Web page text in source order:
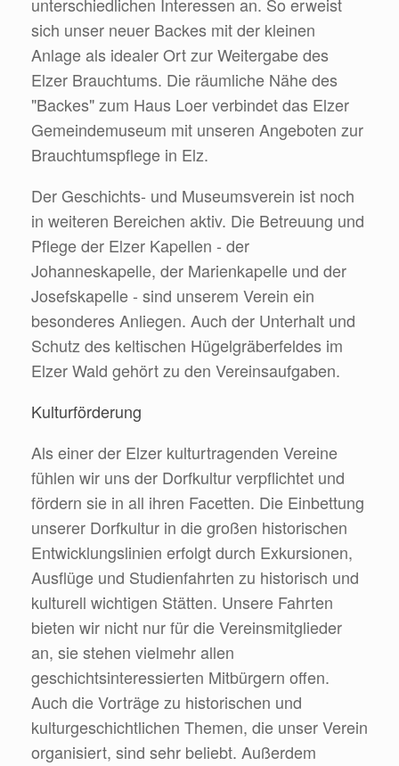
unterschiedlichen Interessen an. So erweist
sich unser neuer Backes mit der kleinen
Anlage als idealer Ort zur Weitergabe des
Elzer Brauchtums. Die räumliche Nähe des
"Backes" zum Haus Loer verbindet das Elzer
Gemeindemuseum mit unseren Angeboten zur
Brauchtumspflege in Elz.
Der Geschichts- und Museumsverein ist noch
in weiteren Bereichen aktiv. Die Betreuung und
Pflege der Elzer Kapellen - der
Johanneskapelle, der Marienkapelle und der
Josefskapelle - sind unserem Verein ein
besonderes Anliegen. Auch der Unterhalt und
Schutz des keltischen Hügelgräberfeldes im
Elzer Wald gehört zu den Vereinsaufgaben.
Kulturförderung
Als einer der Elzer kulturtragenden Vereine
fühlen wir uns der Dorfkultur verpflichtet und
fördern sie in all ihren Facetten. Die Einbettung
unserer Dorfkultur in die großen historischen
Entwicklungslinien erfolgt durch Exkursionen,
Ausflüge und Studienfahrten zu historisch und
kulturell wichtigen Stätten. Unsere Fahrten
bieten wir nicht nur für die Vereinsmitglieder
an, sie stehen vielmehr allen
geschichtsinteressierten Mitbürgern offen.
Auch die Vorträge zu historischen und
kulturgeschichtlichen Themen, die unser Verein
organisiert, sind sehr beliebt. Außerdem